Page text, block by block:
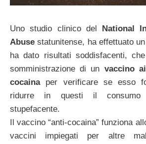
Uno studio clinico del National
Abuse statunitense, ha effettuato
ha dato risultati soddisfacenti,
somministrazione di un vaccino
cocainaper verificare se esso
ridurre in questi il consumo
stupefacente.
Il vaccino “anti-cocaina” funziona
vaccini impiegati per altre